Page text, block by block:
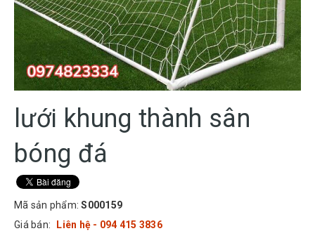
lưới khung thành sân
bóng đá
Mã sản phẩm:S000159
Giá bán:
Liên hệ - 094 415 3836